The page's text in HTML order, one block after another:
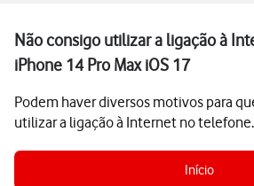
Não consigo utilizar a ligação à
iPhone 14 Pro Max iOS 17
Podem haver diversos motivos para
utilizar a ligação à Internet no telefone.
Início